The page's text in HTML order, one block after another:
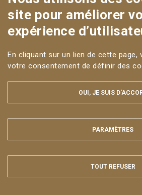
CONTACT
Liens utiles
Sur les réseaux
MENTIONS LÉGALES ET DONNÉES
ACCESSIBILITÉ : NON
Tous droits réservés
site pour améliorer
expérience
En cliquant sur un lien de cette page,
votre consentement de définir des
OUI, JE SUIS
MASQUER
PARAMÈTRES
TOUT REFUSER